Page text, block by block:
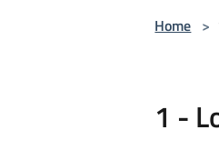
Home >
1 -